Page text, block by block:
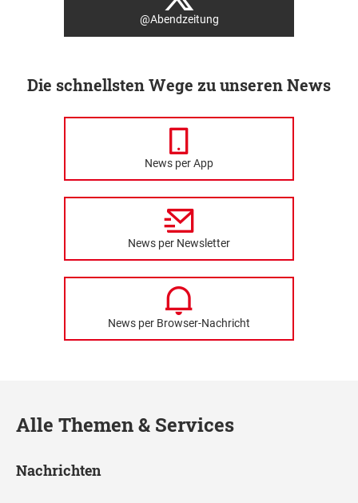
@Abendzeitung
Die schnellsten Wege zu unseren News
News per App
News per Newsletter
News per Browser-Nachricht
Alle Themen & Services
Nachrichten